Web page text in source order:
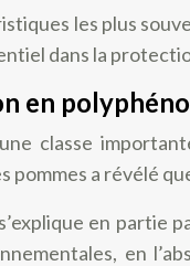
les plus
dans la
en
classe
pommes a révélé
en partie
en